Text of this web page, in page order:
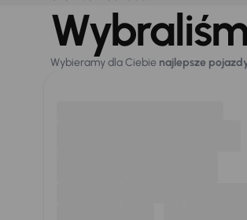
Wybieramy dla Ciebie najlepsze